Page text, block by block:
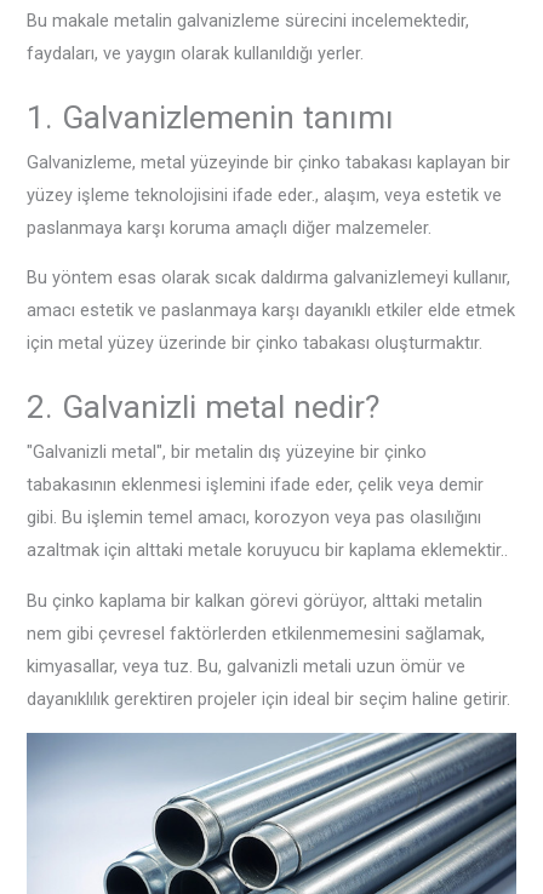
Bu makale metalin galvanizleme sürecini incelemektedir,
faydaları, ve yaygın olarak kullanıldığı yerler.
1. Galvanizlemenin tanımı
Galvanizleme, metal yüzeyinde bir çinko tabakası kaplayan bir
yüzey işleme teknolojisini ifade eder., alaşım, veya estetik ve
paslanmaya karşı koruma amaçlı diğer malzemeler.
Bu yöntem esas olarak sıcak daldırma galvanizlemeyi kullanır,
amacı estetik ve paslanmaya karşı dayanıklı etkiler elde etmek
için metal yüzey üzerinde bir çinko tabakası oluşturmaktır.
2. Galvanizli metal nedir?
"Galvanizli metal", bir metalin dış yüzeyine bir çinko
tabakasının eklenmesi işlemini ifade eder, çelik veya demir
gibi. Bu işlemin temel amacı, korozyon veya pas olasılığını
azaltmak için alttaki metale koruyucu bir kaplama eklemektir..
Bu çinko kaplama bir kalkan görevi görüyor, alttaki metalin
nem gibi çevresel faktörlerden etkilenmemesini sağlamak,
kimyasallar, veya tuz. Bu, galvanizli metali uzun ömür ve
dayanıklılık gerektiren projeler için ideal bir seçim haline getirir.